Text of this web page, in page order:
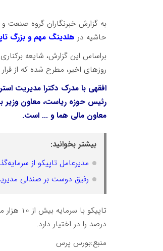
به گزارش خبرنگاران گروه صنعت
حاشیه در هلدینگ مهم و بزرگ
روزهای اخیر، مطرح شده که از
افقهی با مدرک دکترا مدیریت
رئیس حوزه ریاست، معاون وزیر
معاون مالی هما و ... است.
بیشتر بخوانید:
مدیرعامل تاپیکو از
رفیق دوست بر صندلی
درصد را در اختیار دارد.
منبع:بورس پرس